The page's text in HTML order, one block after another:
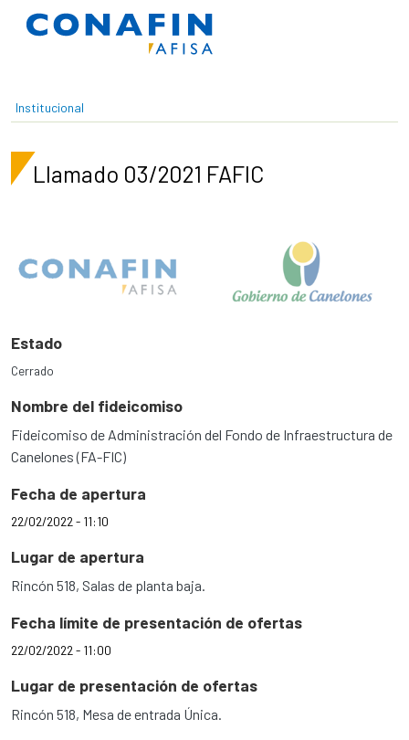
Pasar al contenido principal
Institucional
Llamado 03/2021 FAFIC
Estado
Cerrado
Nombre del fideicomiso
Fideicomiso de Administración del Fondo de Infraestructura de
Canelones (FA-FIC)
Fecha de apertura
22/02/2022 - 11:10
Lugar de apertura
Rincón 518, Salas de planta baja.
Fecha límite de presentación de ofertas
22/02/2022 - 11:00
Lugar de presentación de ofertas
Rincón 518, Mesa de entrada Única.